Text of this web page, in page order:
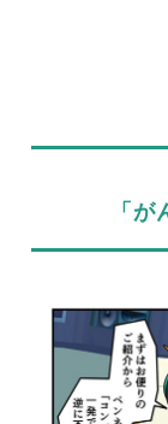
「